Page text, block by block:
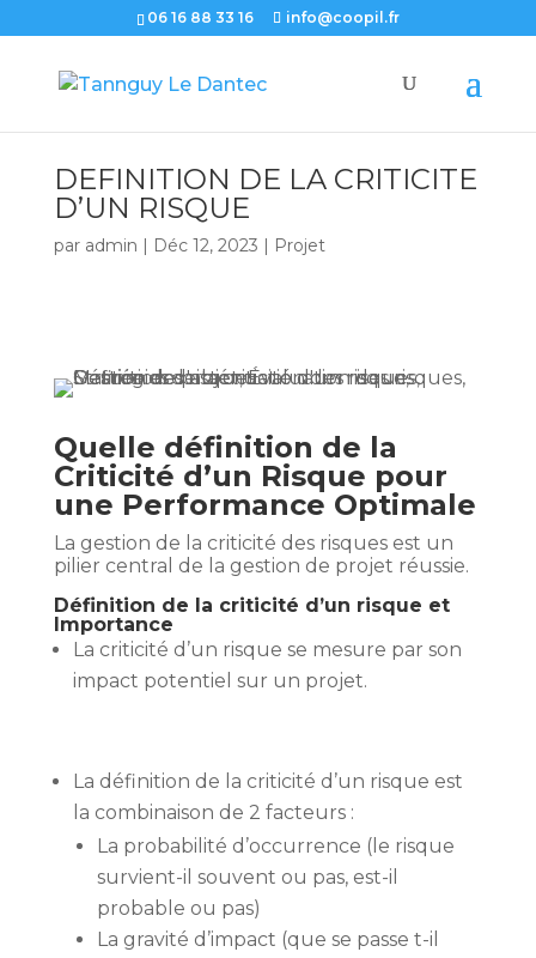
06 16 88 33 16 info@coopil.fr
DEFINITION DE LA CRITICITE
D’UN RISQUE
par admin | Déc 12, 2023 | Projet
Quelle définition de la
Criticité d’un Risque pour
une Performance Optimale
La gestion de la criticité des risques est un
pilier central de la gestion de projet réussie.
Définition de la criticité d’un risque et
Importance
La criticité d’un risque se mesure par son
impact potentiel sur un projet.
La définition de la criticité d’un risque est
la combinaison de 2 facteurs :
La probabilité d’occurrence (le risque
survient-il souvent ou pas, est-il
probable ou pas)
La gravité d’impact (que se passe t-il